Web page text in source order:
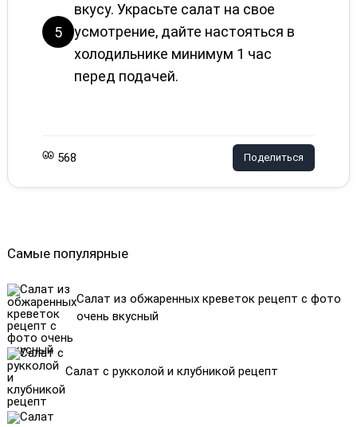
Самые популярные
Салат из обжаренных креветок рецепт с фото
очень вкусный
Салат с рукколой и клубникой рецепт
5
вкусу. Украсьте салат на свое
усмотрение, дайте настояться в
холодильнике минимум 1 час
перед подачей.
568 Поделиться